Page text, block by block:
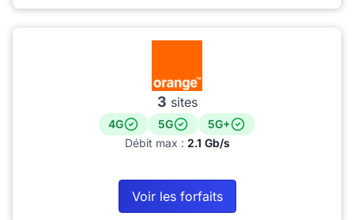
3 sites
4G 5G
5G+
Débit max : 2.1 Gb/s
Voir les forfaits